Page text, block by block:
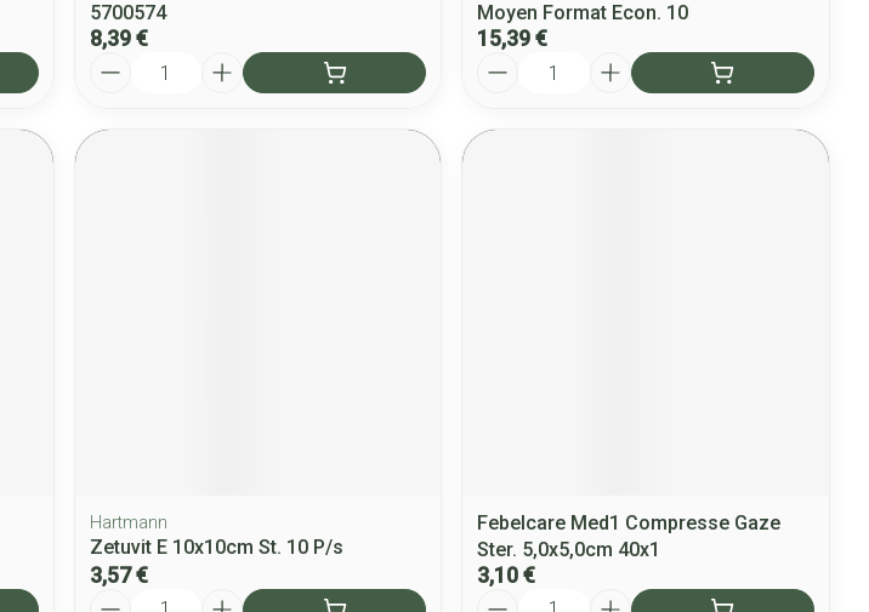
5700574
8,39 €
Quantité
Moyen Format Econ. 10
15,39 €
Quantité
Hartmann
Zetuvit E 10x10cm St. 10 P/s
3,57 €
Quantité
Febelcare Med1 Compresse Gaze
Ster. 5,0x5,0cm 40x1
3,10 €
Quantité